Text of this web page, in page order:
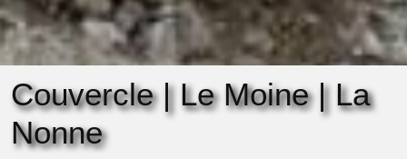
Couvercle | Le Moine | La
Nonne